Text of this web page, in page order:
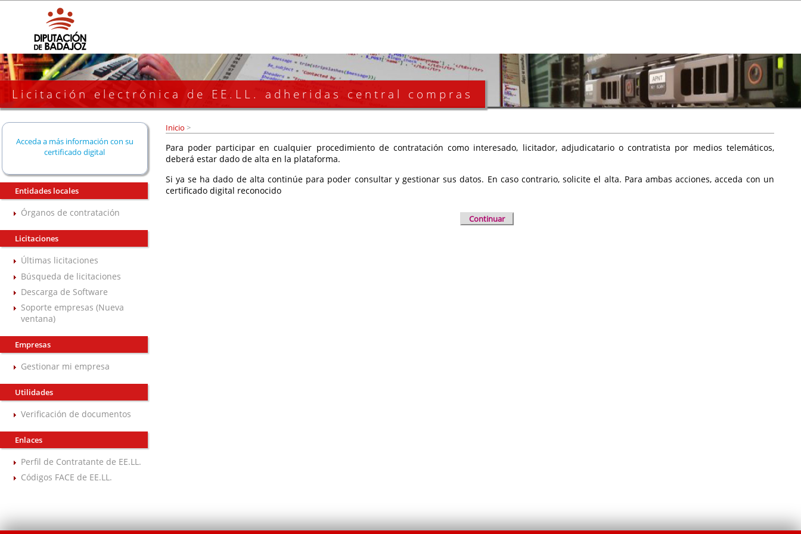
Licitación electrónica de EE.LL. adheridas central compras
Acceda a más información con su
certificado digital
Entidades locales
Órganos de contratación
Licitaciones
Últimas licitaciones
Búsqueda de licitaciones
Descarga de Software
Soporte empresas (Nueva
ventana)
Empresas
Gestionar mi empresa
Utilidades
Verificación de documentos
Enlaces
Perfil de Contratante de EE.LL.
Códigos FACE de EE.LL.
Inicio >
Para poder participar en cualquier procedimiento de contratación como interesado, licitador, adjudicatario o contratista por medios telemáticos,
deberá estar dado de alta en la plataforma.
Si ya se ha dado de alta continúe para poder consultar y gestionar sus datos. En caso contrario, solicite el alta. Para ambas acciones, acceda con un
certificado digital reconocido
Continuar